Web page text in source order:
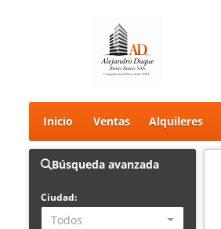
Inicio Ventas Alquileres
Búsqueda avanzada
Ciudad:
Todos